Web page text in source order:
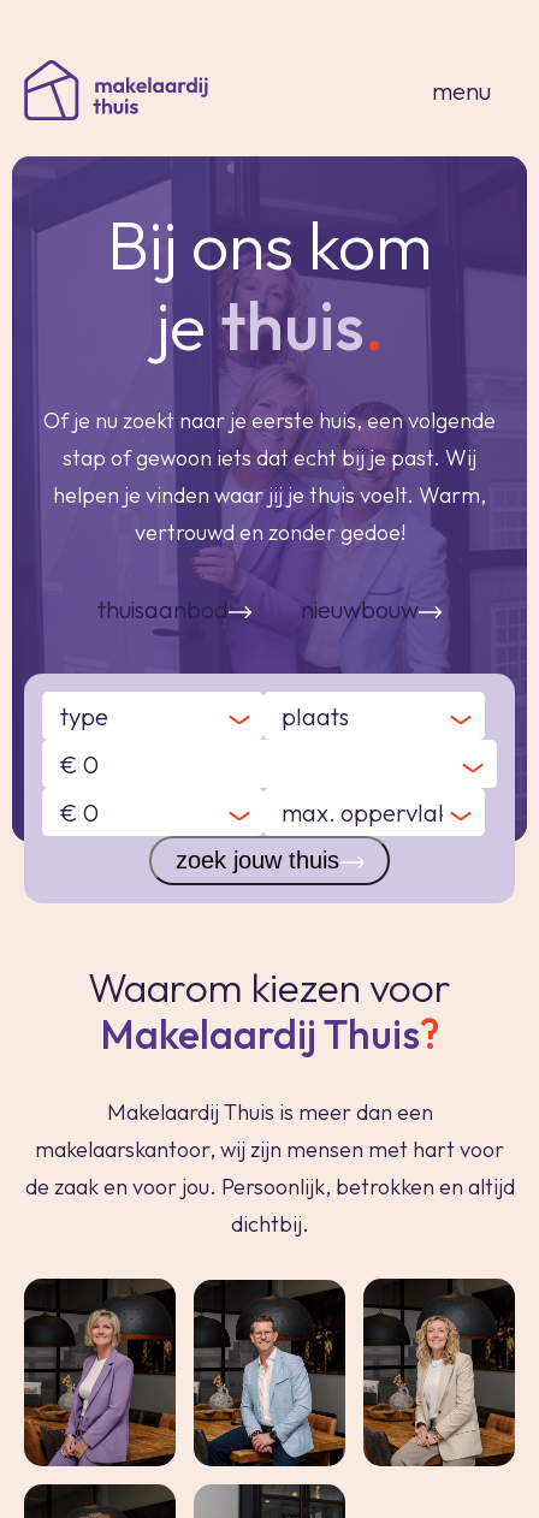
menu
sluiten
home
thuisaanbod
expertises
over ons
thuis in spanje
contact
inloggen
maak een afspraak
Bij ons kom
jethuis.
Of je nu zoekt naar je eerste huis, een volgende
stap of gewoon iets dat echt bij je past. Wij
helpen je vinden waar jij je thuis voelt. Warm,
vertrouwd en zonder gedoe!
thuisaanbod nieuwbouw
zoek jouw thuis
Waarom kiezen voor
Makelaardij Thuis?
Makelaardij Thuis is meer dan een
makelaarskantoor, wij zijn mensen met hart voor
de zaak en voor jou. Persoonlijk, betrokken en altijd
dichtbij.